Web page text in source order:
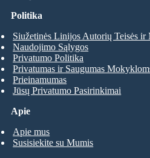
Apie
Apie mus
Susisiekite su Mumis
Politika
Siužetinės Linijos Autorių Teisės ir
Naudojimo Sąlygos
Privatumo Politika
Privatumas ir Saugumas
Prieinamumas
Jūsų Privatumo Pasirinkimai